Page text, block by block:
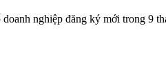
nghiệp đăng ký mới trong 9